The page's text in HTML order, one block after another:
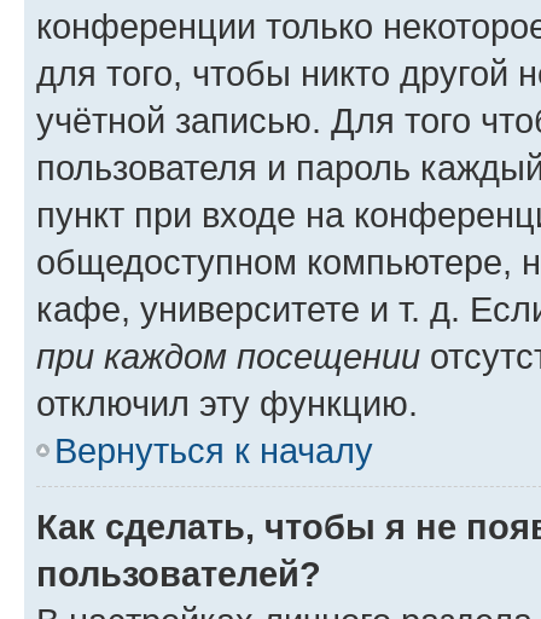
конференции только
для того, чтобы никто другой
учётной записью. Для того
пользователя и пароль
пункт при входе на
общедоступном компьютере,
кафе, университете и т. д.
при каждом посещении
отключил эту функцию.
Вернуться к началу
Как сделать, чтобы я не
пользователей?